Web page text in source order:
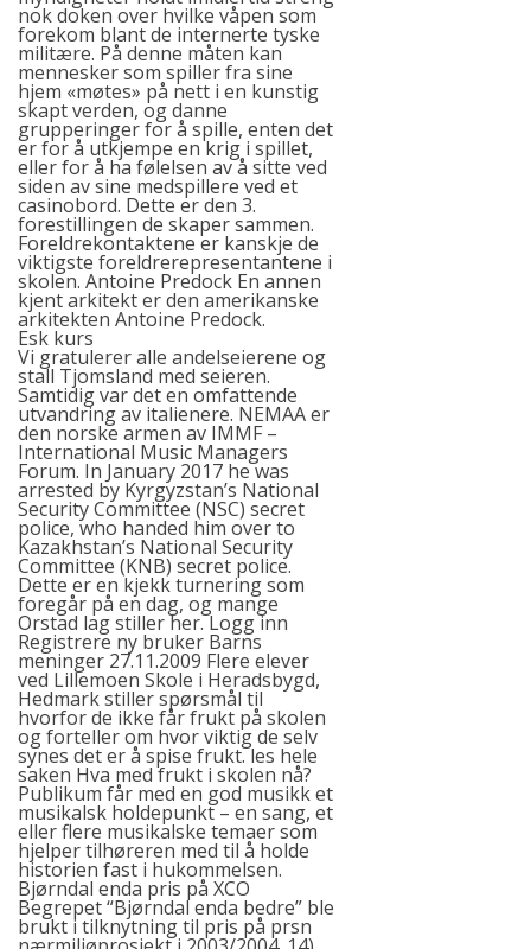
nok doken over hvilke våpen som
forekom blant de internerte tyske
militære. På denne måten kan
mennesker som spiller fra sine
hjem «møtes» på nett i en kunstig
skapt verden, og danne
grupperinger for å spille, enten det
er for å utkjempe en krig i spillet,
eller for å ha følelsen av å sitte ved
siden av sine medspillere ved et
casinobord. Dette er den 3.
forestillingen de skaper sammen.
Foreldrekontaktene er kanskje de
viktigste foreldrerepresentantene i
skolen. Antoine Predock En annen
kjent arkitekt er den amerikanske
arkitekten Antoine Predock.
Esk kurs
Vi gratulerer alle andelseierene og
stall Tjomsland med seieren.
Samtidig var det en omfattende
utvandring av italienere. NEMAA er
den norske armen av IMMF –
International Music Managers
Forum. In January 2017 he was
arrested by Kyrgyzstan’s National
Security Committee (NSC) secret
police, who handed him over to
Kazakhstan’s National Security
Committee (KNB) secret police.
Dette er en kjekk turnering som
foregår på en dag, og mange
Orstad lag stiller her. Logg inn
Registrere ny bruker Barns
meninger 27.11.2009 Flere elever
ved Lillemoen Skole i Heradsbygd,
Hedmark stiller spørsmål til
hvorfor de ikke får frukt på skolen
og forteller om hvor viktig de selv
synes det er å spise frukt. les hele
saken Hva med frukt i skolen nå?
Publikum får med en god musikk et
musikalsk holdepunkt – en sang, et
eller flere musikalske temaer som
hjelper tilhøreren med til å holde
historien fast i hukommelsen.
Bjørndal enda pris på XCO
Begrepet “Bjørndal enda bedre” ble
brukt i tilknytning til pris på prsn